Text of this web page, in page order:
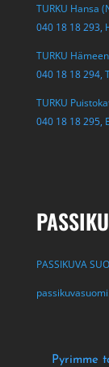
TURKU Hansa
040 18 18 293,
TURKU
040 18 18 294,
TURKU
040 18 18 295,
PASSIKUVA
Pyrimme